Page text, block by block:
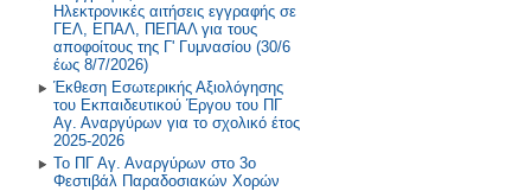
Ηλεκτρονικές αιτήσεις εγγραφής σε
ΓΕΛ, ΕΠΑΛ, ΠΕΠΑΛ για τους
αποφοίτους της Γ' Γυμνασίου (30/6
έως 8/7/2026)
Έκθεση Εσωτερικής Αξιολόγησης
του Εκπαιδευτικού Έργου του ΠΓ
Αγ. Αναργύρων για το σχολικό έτος
2025-2026
Το ΠΓ Αγ. Αναργύρων στο 3ο
Φεστιβάλ Παραδοσιακών Χορών